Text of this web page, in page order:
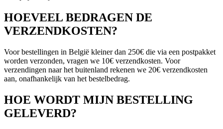
HOEVEEL BEDRAGEN DE
VERZENDKOSTEN?
Voor bestellingen in België kleiner dan 250€ die via een postpakket
worden verzonden, vragen we 10€ verzendkosten. Voor
verzendingen naar het buitenland rekenen we 20€ verzendkosten
aan, onafhankelijk van het bestelbedrag.
HOE WORDT MIJN BESTELLING
GELEVERD?